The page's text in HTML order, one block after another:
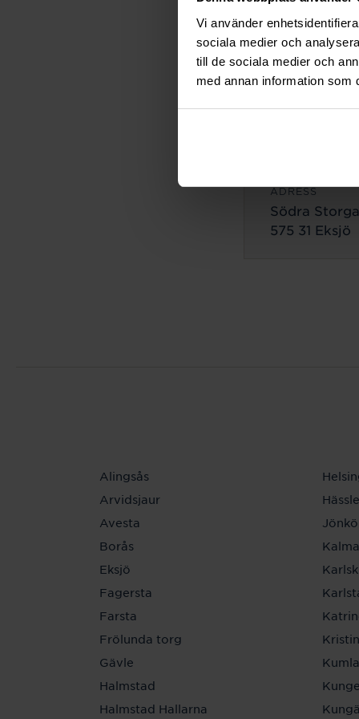
Vi använder
sociala medier och
till de sociala medier och
med annan information som
Lilla
503 35 Borås
ADRESS
Södra
575 31 Eksjö
Alingsås
Arvidsjaur
Avesta
Borås
Eksjö
Fagersta
Farsta
Frölunda torg
Gävle
Halmstad
Halmstad Hallarna
Kumla